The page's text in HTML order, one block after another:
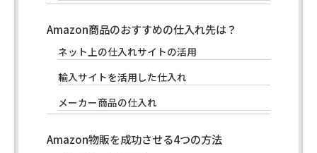
Amazon商品のおすすめの仕入れ先は？
ネット上の仕入れサイトの活用
輸入サイトを活用した仕入れ
メーカー商品の仕入れ
Amazon物販を成功させる4つの方法